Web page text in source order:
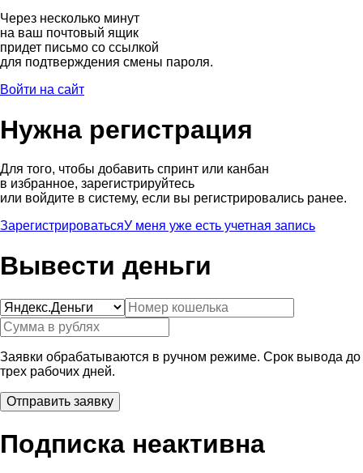
Через несколько минут
на ваш почтовый ящик
придет письмо со ссылкой
для подтверждения смены пароля.
Войти на сайт
Нужна регистрация
Для того, чтобы добавить спринт или канбан
в избранное, зарегистрируйтесь
или войдите в систему, если вы регистрировались ранее.
ЗарегистрироватьсяУ меня уже есть учетная запись
Вывести деньги
Заявки обрабатываются в ручном режиме. Срок вывода до
трех рабочих дней.
Подписка неактивна